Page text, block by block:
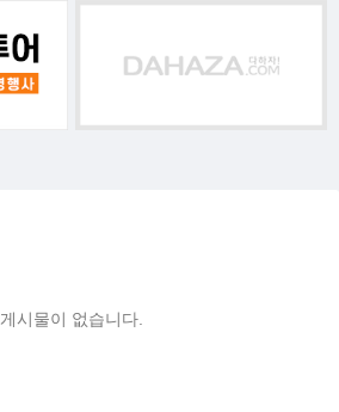
게시물이 없습니다.